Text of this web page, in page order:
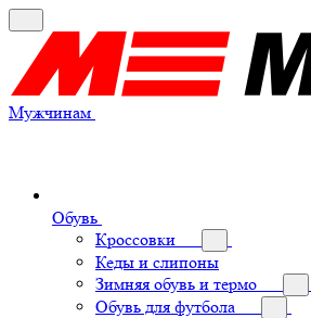
Мужчинам
Обувь
Кроссовки
Кеды и слипоны
Зимняя обувь и термо
Обувь для футбола